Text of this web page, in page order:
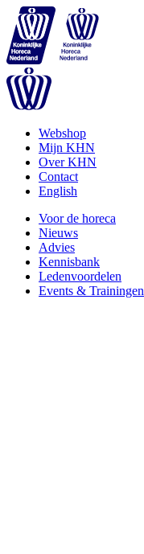
Webshop
Mijn KHN
Over KHN
Contact
English
Voor de horeca
Nieuws
Advies
Kennisbank
Ledenvoordelen
Events & Trainingen